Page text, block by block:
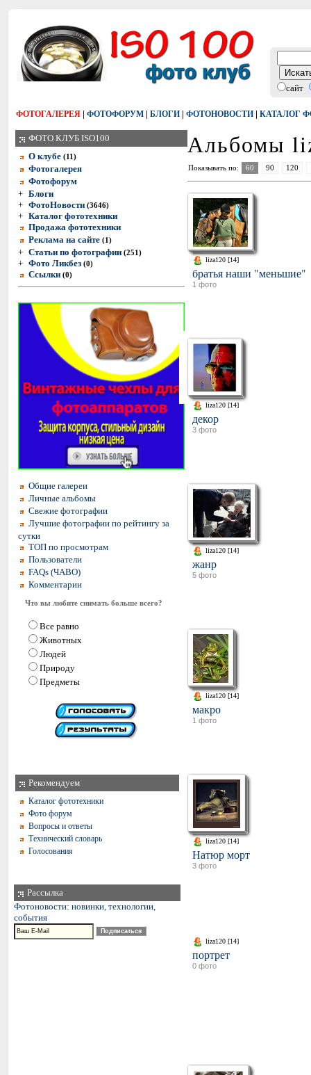
сайт
ФОТОГАЛЕРЕЯ | ФОТОФОРУМ | БЛОГИ | ФОТОНОВОСТИ | КАТАЛОГ
ФОТО КЛУБ ISO100
О клубе (11)
Фотогалерея
Фотофорум
+ Блоги
+ ФотоНовости (3646)
+ Каталог фототехники
Продажа фототехники
Реклама на сайте (1)
+ Статьи по фотографии (251)
+ Фото Ликбез (0)
Ссылки (0)
Общие галереи
Личные альбомы
Свежие фотографии
Лучшие фотографии по рейтингу за
сутки
ТОП по просмотрам
Пользователи
FAQs (ЧАВО)
Комментарии
Что вы любите снимать больше всего?
Все равно
Животных
Людей
Природу
Предметы
Рекомендуем
Каталог фототехники
Фото форум
Вопросы и ответы
Технический словарь
Голосования
Рассылка
Фотоновости: новинки, технологии,
события
Альбомы
Показывать по: 60 90 120
liza120 [14]
братья наши "меньшие"
1 фото
liza120 [14]
декор
3 фото
liza120 [14]
жанр
5 фото
liza120 [14]
макро
1 фото
liza120 [14]
Натюр морт
3 фото
liza120 [14]
портрет
0 фото